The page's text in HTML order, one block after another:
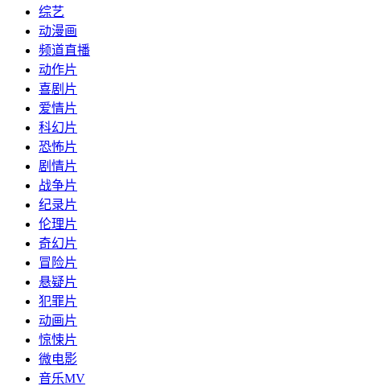
综艺
动漫画
频道直播
动作片
喜剧片
爱情片
科幻片
恐怖片
剧情片
战争片
纪录片
伦理片
奇幻片
冒险片
悬疑片
犯罪片
动画片
惊悚片
微电影
音乐MV